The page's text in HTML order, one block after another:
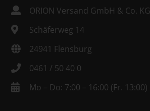
ORION Versand GmbH & Co. KG
Schäferweg 14
24941 Flensburg
0461 / 50 40 0
Mo – Do: 7:00 – 16:00 (Fr. 13:00)